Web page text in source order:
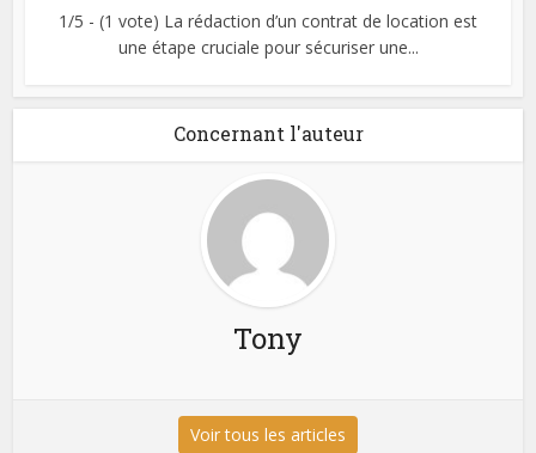
1/5 - (1 vote) La rédaction d’un contrat de location est
une étape cruciale pour sécuriser une...
Concernant l'auteur
Tony
Voir tous les articles